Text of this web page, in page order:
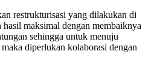
restrukturisasi yang dilakukan di
maksimal dengan membaiknya
sehingga untuk menuju
diperlukan kolaborasi dengan